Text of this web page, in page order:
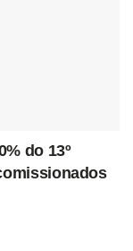
do 13º